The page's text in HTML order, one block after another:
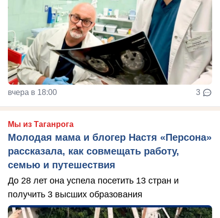
вчера в 18:00 3
Мы из Таганрога
Молодая мама и блогер Настя «Персона»
рассказала, как совмещать работу,
семью и путешествия
До 28 лет она успела посетить 13 стран и
получить 3 высших образования